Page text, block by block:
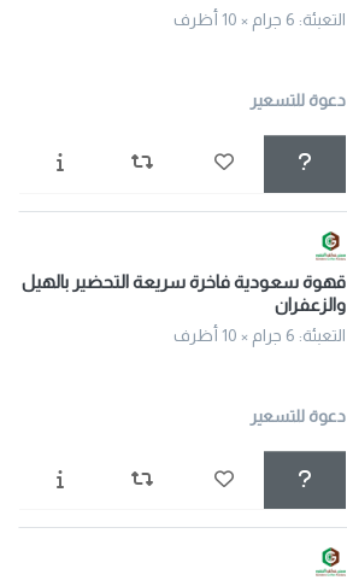
التعبئة: 6 جرام × 10 أظرف
دعوة للتسعير
قهوة سعودية فاخرة سريعة التحضير بالهيل
والزعفران
التعبئة: 6 جرام × 10 أظرف
دعوة للتسعير